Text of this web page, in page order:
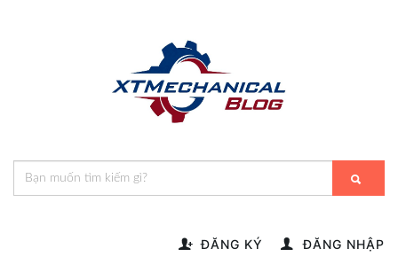
ĐĂNG KÝ ĐĂNG NHẬP